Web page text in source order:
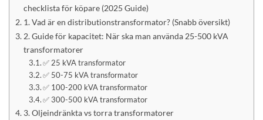
checklista för köpare (2025 Guide)
1. Vad är en distributionstransformator? (Snabb översikt)
2. Guide för kapacitet: När ska man använda 25-500 kVA
transformatorer
✅ 25 kVA transformator
✅ 50-75 kVA transformator
✅ 100-200 kVA transformator
✅ 300-500 kVA transformator
3. Oljeindränkta vs torra transformatorer